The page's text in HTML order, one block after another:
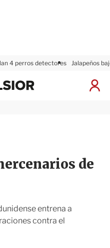
4 perros detectores Jalapeños
I
x
de
entrena a
contra el